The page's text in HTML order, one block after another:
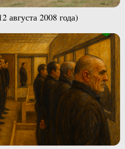
августа 2008 года)